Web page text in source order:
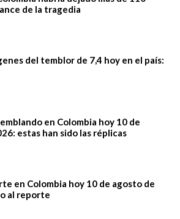
de la tragedia
del temblor de 7,4 hoy en el país:
en Colombia hoy 10 de
estas han sido las réplicas
en Colombia hoy 10 de agosto de
al reporte